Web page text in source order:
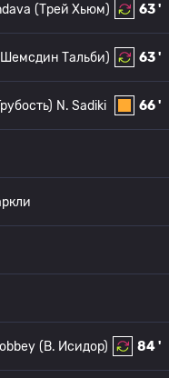
63 '
(Трей Хьюм)
63 '
Тальби)
66 '
N. Sadiki
84 '
(В. Исидор)